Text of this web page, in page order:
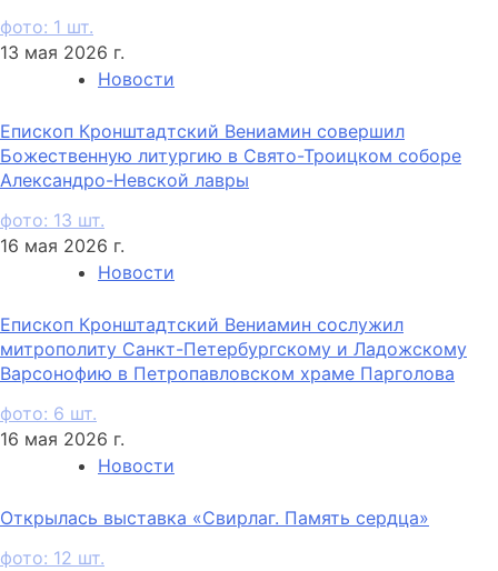
фото: 1 шт.
13 мая 2026 г.
Новости
Епископ Кронштадтский Вениамин совершил
Божественную литургию в Свято-Троицком соборе
Александро-Невской лавры
фото: 13 шт.
16 мая 2026 г.
Новости
Епископ Кронштадтский Вениамин сослужил
митрополиту Санкт-Петербургскому и Ладожскому
Варсонофию в Петропавловском храме Парголова
фото: 6 шт.
16 мая 2026 г.
Новости
Открылась выставка «Свирлаг. Память сердца»
фото: 12 шт.